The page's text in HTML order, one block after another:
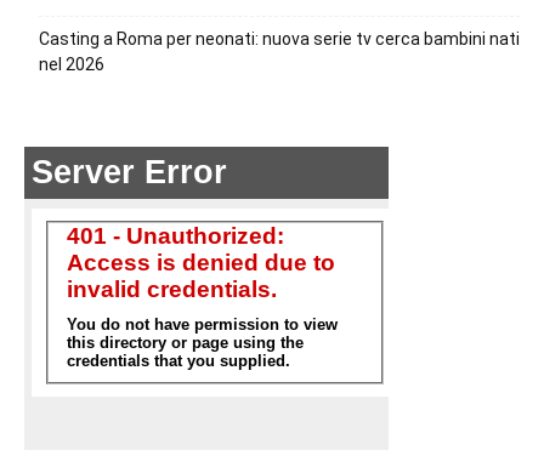
Casting a Roma per neonati: nuova serie tv cerca bambini nati
nel 2026